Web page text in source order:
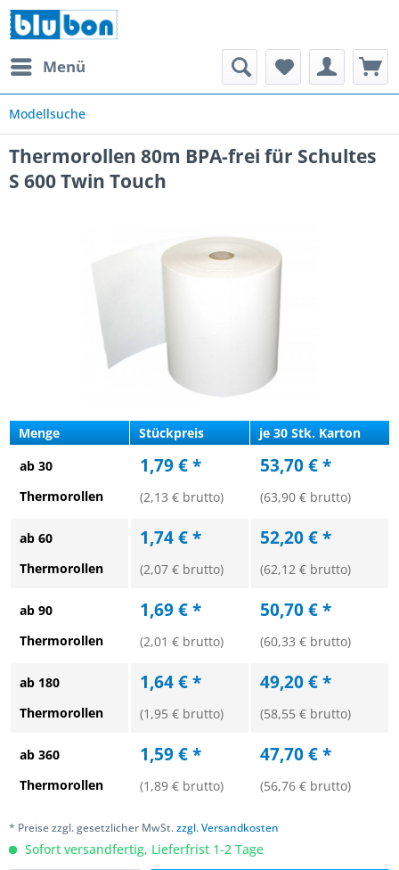
Menü
Modellsuche
Thermorollen 80m BPA-frei für Schultes
S 600 Twin Touch
Menge Stückpreis
je 30 Stk. Karton
ab 30
Thermorollen
1,79 € *
(2,13 € brutto)
53,70 € *
(63,90 € brutto)
ab 60
Thermorollen
1,74 € *
(2,07 € brutto)
52,20 € *
(62,12 € brutto)
ab 90
Thermorollen
1,69 € *
(2,01 € brutto)
50,70 € *
(60,33 € brutto)
ab 180
Thermorollen
1,64 € *
(1,95 € brutto)
49,20 € *
(58,55 € brutto)
ab 360
Thermorollen
1,59 € *
(1,89 € brutto)
47,70 € *
(56,76 € brutto)
* Preise zzgl. gesetzlicher MwSt.zzgl. Versandkosten
Sofort versandfertig, Lieferfrist 1-2 Tage